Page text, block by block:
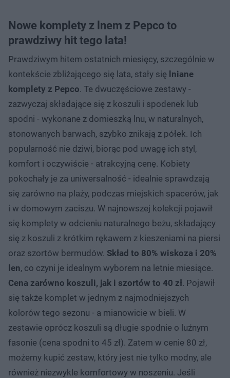
Nowe komplety z lnem z Pepco to
prawdziwy hit tego lata!
Prawdziwym hitem ostatnich miesięcy, szczególnie w
kontekście zbliżającego się lata, stały się lniane
komplety z Pepco. Te dwuczęściowe zestawy -
zazwyczaj składające się z koszuli i spodenek lub
spodni - wykonane z domieszką lnu, w naturalnych,
stonowanych barwach, szybko znikają z półek. Ich
popularność nie dziwi, biorąc pod uwagę ich styl,
komfort i oczywiście - atrakcyjną cenę. Kobiety
pokochały je za uniwersalność - idealnie sprawdzają
się zarówno na plaży, podczas miejskich spacerów, jak
i w domowym zaciszu. W najnowszej kolekcji pojawił
się komplety w odcieniu naturalnego beżu, składający
się z koszuli z krótkim rękawem z kieszeniami na piersi
oraz szortów bermudów. Skład to 80% wiskoza i 20%
len, co czyni je idealnym wyborem na letnie miesiące.
Cena zarówno koszuli, jak i szortów to 40 zł. Pojawił
się także komplet w jednym z najmodniejszych
kolorów tego sezonu - a mianowicie w bieli. W
zestawie oprócz koszuli są długie spodnie o luźnym
fasonie (cena spodni to 45 zł). Zatem w cenie 80 zł,
możemy kupić zestaw, który jest nie tylko modny, ale
również niezwykle komfortowy w noszeniu. Jeśli